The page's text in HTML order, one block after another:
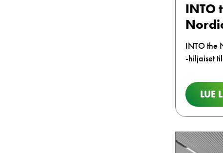
INTO
INTO the
-hiljaiset
LUE